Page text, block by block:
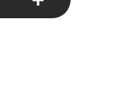
！あなたの写真